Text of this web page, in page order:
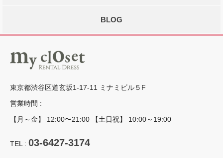
BLOG
東京都渋谷区道玄坂1-17-11 ミナミビル５F
営業時間 :
【月～金】 12:00〜21:00 【土日祝】 10:00～19:00
TEL : 03-6427-3174